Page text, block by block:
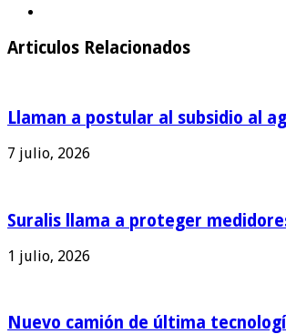
Articulos Relacionados
Llaman a postular al subsidio al
7 julio, 2026
Suralis llama a proteger
1 julio, 2026
Nuevo camión de última